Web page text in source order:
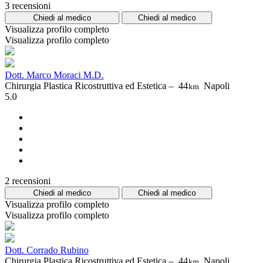
3 recensioni
Chiedi al medico Chiedi al medico
Visualizza profilo completo
Visualizza profilo completo
Dott. Marco Moraci M.D.
Chirurgia Plastica Ricostruttiva ed Estetica – 44km Napoli
5.0
2 recensioni
Chiedi al medico Chiedi al medico
Visualizza profilo completo
Visualizza profilo completo
Dott. Corrado Rubino